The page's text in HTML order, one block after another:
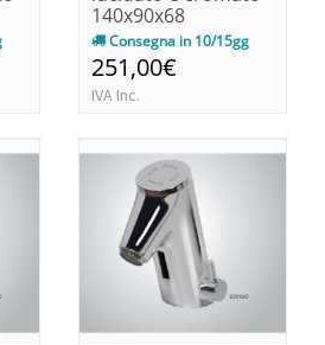
140x90x68
Consegna in 10/15gg
251,00€
IVA Inc.